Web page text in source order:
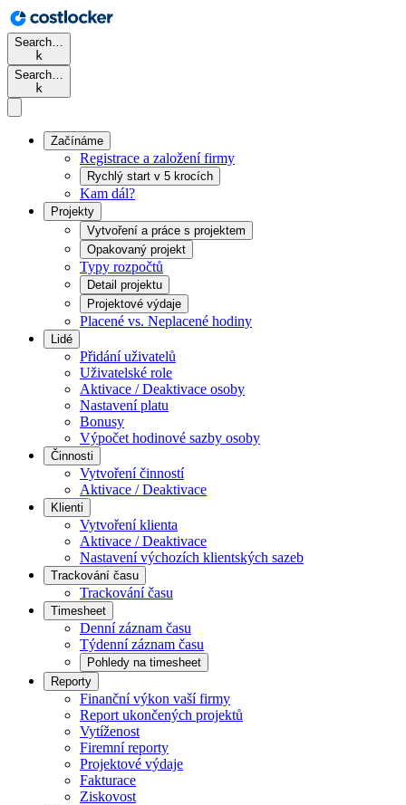
Search…
k
Search…
k
Začínáme
Registrace a založení firmy
Rychlý start v 5 krocích
Kam dál?
Projekty
Vytvoření a práce s projektem
Opakovaný projekt
Typy rozpočtů
Detail projektu
Projektové výdaje
Placené vs. Neplacené hodiny
Lidé
Přidání uživatelů
Uživatelské role
Aktivace / Deaktivace osoby
Nastavení platu
Bonusy
Výpočet hodinové sazby osoby
Činnosti
Vytvoření činností
Aktivace / Deaktivace
Klienti
Vytvoření klienta
Aktivace / Deaktivace
Nastavení výchozích klientských sazeb
Trackování času
Trackování času
Timesheet
Denní záznam času
Týdenní záznam času
Pohledy na timesheet
Reporty
Finanční výkon vaší firmy
Report ukončených projektů
Vytíženost
Firemní reporty
Projektové výdaje
Fakturace
Ziskovost